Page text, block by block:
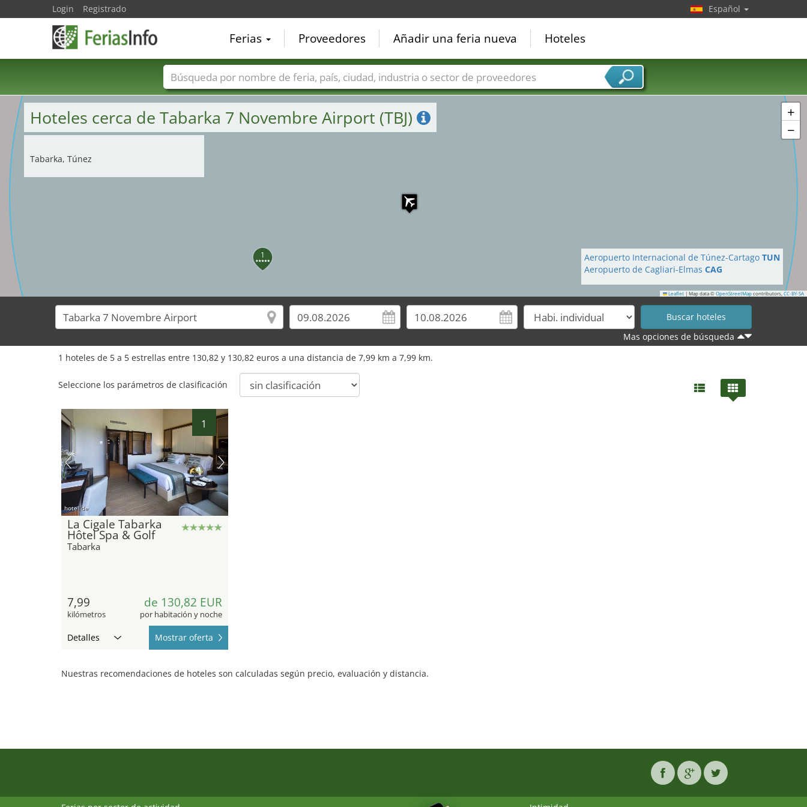
1
+
−
Leaflet | Map data © OpenStreetMap contributors, CC-BY-SA
Hoteles cerca de Tabarka 7 Novembre Airport (TBJ)
Tabarka, Túnez
Aeropuerto Internacional de Túnez-Cartago TUN
Aeropuerto de Cagliari-Elmas CAG
Mas opciones de búsqueda
1 hoteles de 5 a 5 estrellas entre 130,82 y 130,82 euros a una distancia de 7,99 km a 7,99 km.
Seleccione los parámetros de clasificación
1
hotel.de
La Cigale Tabarka
Hôtel Spa & Golf
Tabarka
7,99
kilómetros
de 130,82 EUR
por habitación y noche
Detalles Mostrar oferta
Nuestras recomendaciones de hoteles son calculadas según precio, evaluación y distancia.
Login Registrado Español
Ferias Proveedores Añadir una feria nueva Hoteles
Nombres de ferias Países Ciudades Sectores de ferias Sectores de proveedor de servicios